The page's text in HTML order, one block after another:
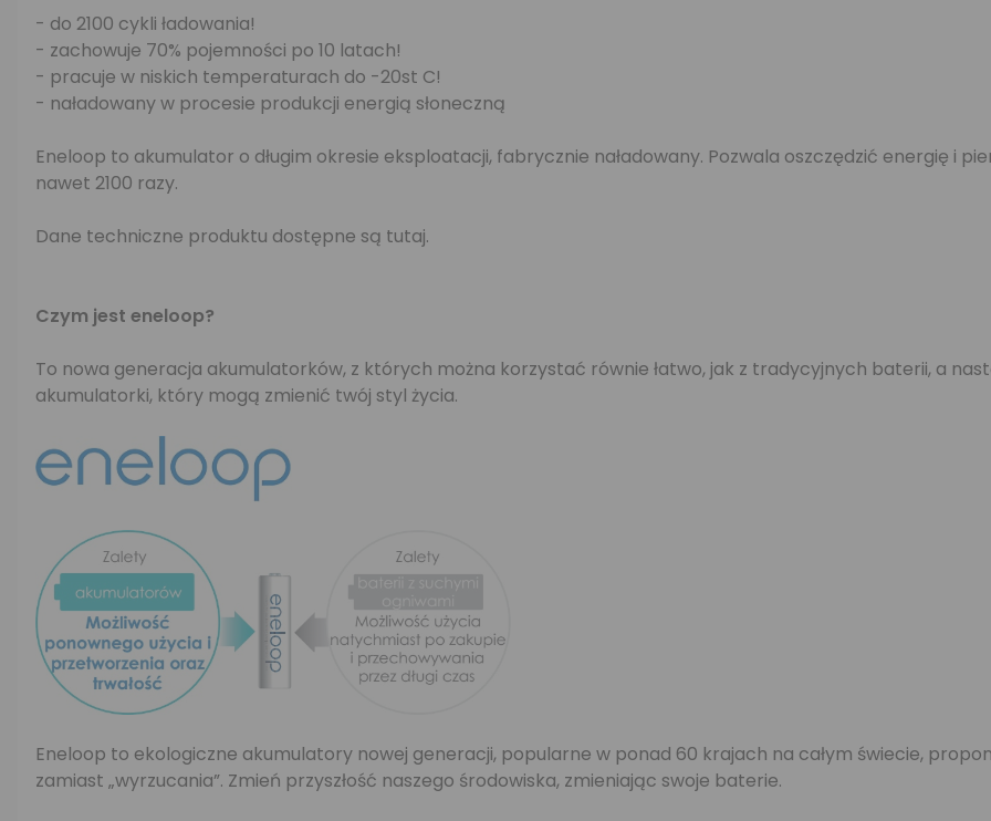
- do 2100 cykli ładowania!
- zachowuje 70% pojemności po 10 latach!
- pracuje w niskich temperaturach do -20st C!
- naładowany w procesie produkcji energią słoneczną
Eneloop to akumulator o długim okresie eksploatacji, fabrycznie naładowany. Pozwala oszczędzić energię i
nawet 2100 razy.
Dane techniczne produktu dostępne są tutaj.
Czym jest eneloop?
To nowa generacja akumulatorków, z których można korzystać równie łatwo, jak z tradycyjnych baterii, a
akumulatorki, który mogą zmienić twój styl życia.
Eneloop to ekologiczne akumulatory nowej generacji, popularne w ponad 60 krajach na całym świecie,
zamiast „wyrzucania”. Zmień przyszłość naszego środowiska, zmieniając swoje baterie.